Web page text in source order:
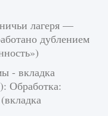
лагеря —
дублением
- вкладка
Обработка: